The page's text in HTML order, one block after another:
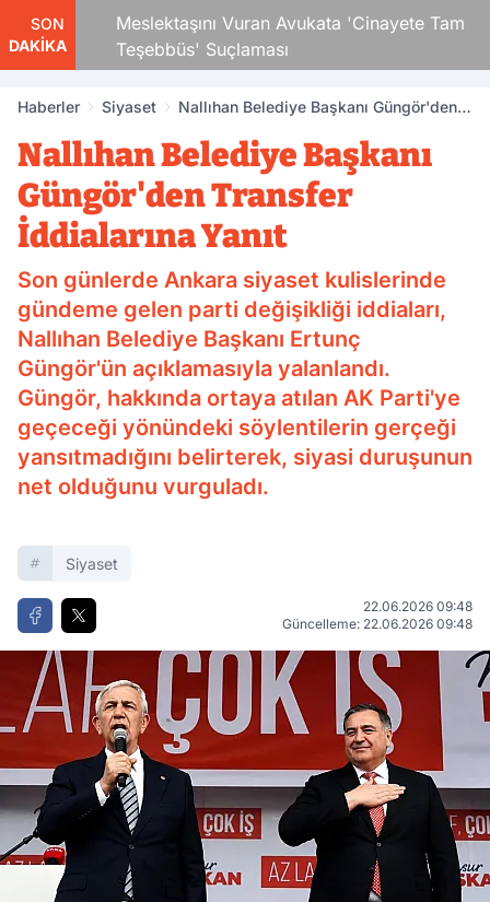
SON
DAKİKA
Meslektaşını Vuran Avukata 'Cinayete Tam
Teşebbüs' Suçlaması
Haberler Siyaset
Nallıhan Belediye Başkanı Güngör'den
Nallıhan Belediye Başkanı
Güngör'den Transfer
İddialarına Yanıt
Son günlerde Ankara siyaset kulislerinde
gündeme gelen parti değişikliği iddiaları,
Nallıhan Belediye Başkanı Ertunç
Güngör'ün açıklamasıyla yalanlandı.
Güngör, hakkında ortaya atılan AK Parti'ye
geçeceği yönündeki söylentilerin gerçeği
yansıtmadığını belirterek, siyasi duruşunun
net olduğunu vurguladı.
Siyaset
22.06.2026 09:48
Güncelleme: 22.06.2026 09:48